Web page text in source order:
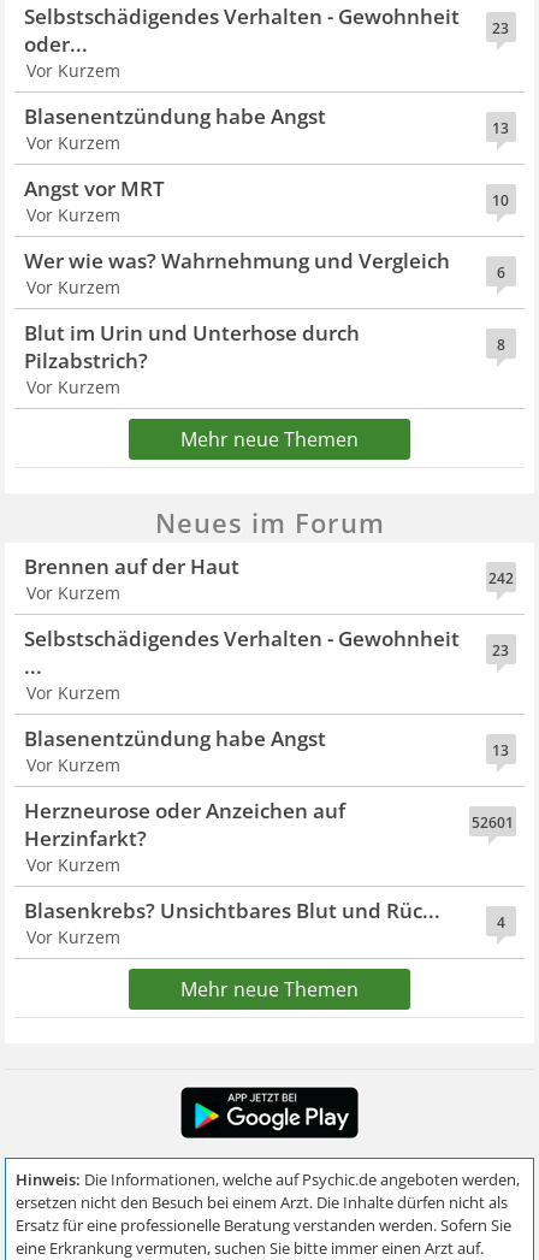
23
Selbstschädigendes Verhalten - Gewohnheit
oder...
Vor Kurzem
13
Blasenentzündung habe Angst
Vor Kurzem
10
Angst vor MRT
Vor Kurzem
6
Wer wie was? Wahrnehmung und Vergleich
Vor Kurzem
8
Blut im Urin und Unterhose durch
Pilzabstrich?
Vor Kurzem
Mehr neue Themen
Neues im Forum
242
Brennen auf der Haut
Vor Kurzem
23
Selbstschädigendes Verhalten - Gewohnheit
...
Vor Kurzem
13
Blasenentzündung habe Angst
Vor Kurzem
52601
Herzneurose oder Anzeichen auf
Herzinfarkt?
Vor Kurzem
4
Blasenkrebs? Unsichtbares Blut und Rüc...
Vor Kurzem
Mehr neue Themen